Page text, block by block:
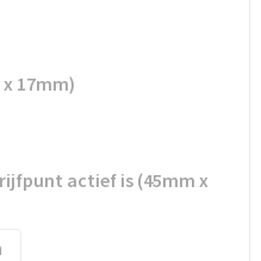
17mm)
actief is (45mm x